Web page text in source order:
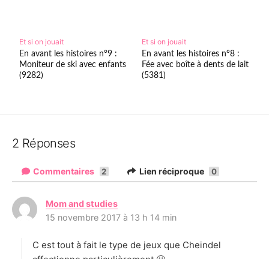
Et si on jouait
En avant les histoires n°9 :
Moniteur de ski avec enfants
(9282)
Et si on jouait
En avant les histoires n°8 :
Fée avec boîte à dents de lait
(5381)
2 Réponses
Commentaires 2 Lien réciproque 0
Mom and studies
i
:
15 novembre 2017 à 13 h 14 min
C est tout à fait le type de jeux que Cheindel